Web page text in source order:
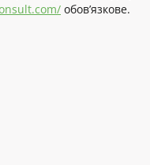
обов’язкове.